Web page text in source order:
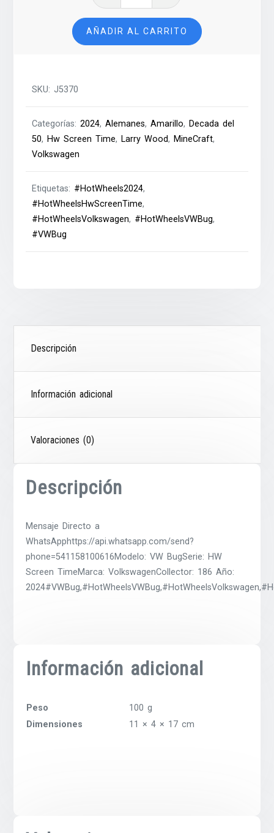
-
2024
cantidad
AÑADIR AL CARRITO
SKU:J5370
Categorías:2024,Alemanes,Amarillo, Decada del
50, Hw Screen Time, Larry Wood, MineCraft,
Volkswagen
Etiquetas: #HotWheels2024,
#HotWheelsHwScreenTime,
#HotWheelsVolkswagen, #HotWheelsVWBug,
#VWBug
Descripción
Información adicional
Valoraciones (0)
Descripción
Mensaje Directo a
WhatsApphttps://api.whatsapp.com/send?
phone=541158100616Modelo: VW BugSerie: HW
Screen TimeMarca: VolkswagenCollector: 186 Año:
Información adicional
Peso
100 g
Dimensiones
11 × 4 × 17 cm